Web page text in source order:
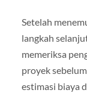
Setelah
langkah
memeriksa
proyek
estimasi biaya